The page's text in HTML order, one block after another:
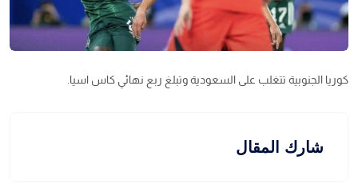
كوريا الجنوبية تتغلب على السعودية وتبلغ ربع نهائي كاس اسيا.
شارك المقال